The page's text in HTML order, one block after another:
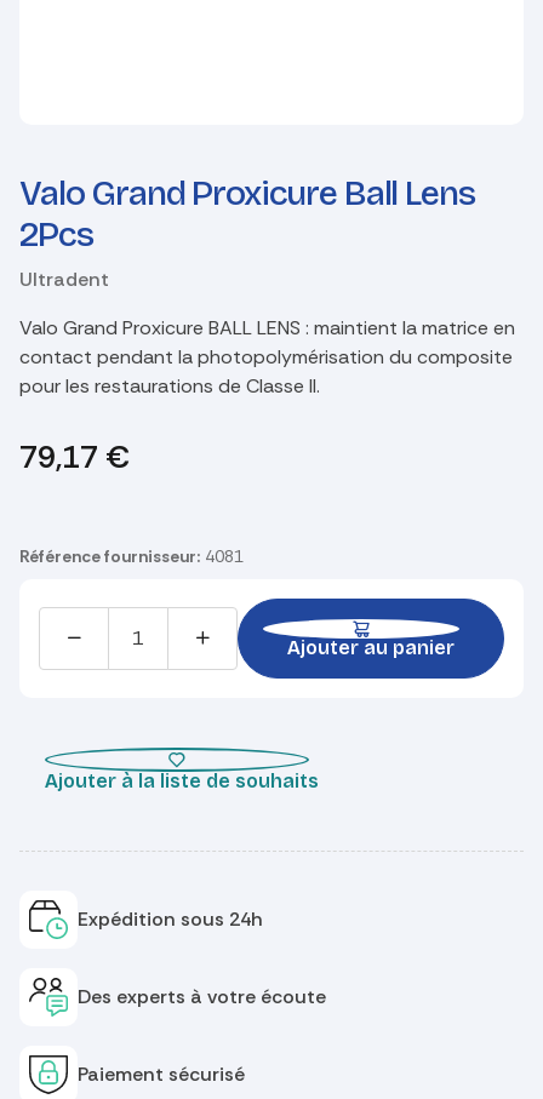
Valo Grand Proxicure Ball Lens
2Pcs
Ultradent
Valo Grand Proxicure BALL LENS : maintient la matrice en
contact pendant la photopolymérisation du composite
pour les restaurations de Classe II.
79,17 €
Référence fournisseur: 4081
Ajouter au panier
Ajouter à la liste de souhaits
Expédition sous 24h
Des experts à votre écoute
Paiement sécurisé